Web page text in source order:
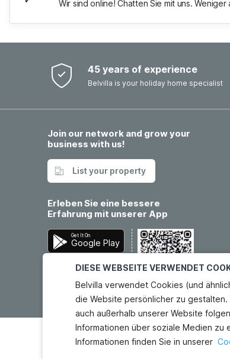
DIESE WEBSEITE VERWENDET
Belvilla verwendet Cookies (und
die Website persönlicher zu
auch außerhalb unserer Website
Informationen über soziale Medien zu
Informationen finden Sie in unserer
Wir sind online! Chatten Sie mit uns.
45 years of experience
Belvilla is your holiday home specialist
Join our network and grow your
business with us!
List your property
Erleben Sie eine bessere
Erfahrung mit unserer App
Get It On
Google Play
Download On The
App Store